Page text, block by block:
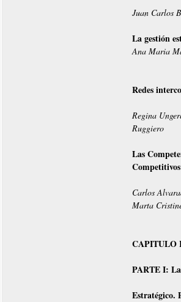
Juan Carlos
La gestión
Ana Maria
Redes
Regina
Ruggiero
Las
Competitivos
Carlos
Marta
CAPITULO
PARTE I: La
Estratégico.